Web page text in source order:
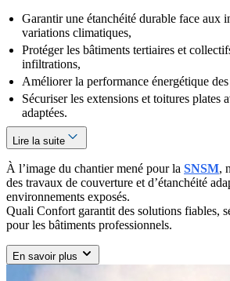
Garantir une étanchéité durable face aux
variations climatiques,
Protéger les bâtiments tertiaires et
infiltrations,
Améliorer la performance énergétique
Sécuriser les extensions et toitures plates
adaptées.
Lire la suite
À l’image du chantier mené pour la SNSM,
des travaux de couverture et d’étanchéité
environnements exposés.
Quali Confort garantit des solutions fiables,
pour les bâtiments professionnels.
En savoir plus